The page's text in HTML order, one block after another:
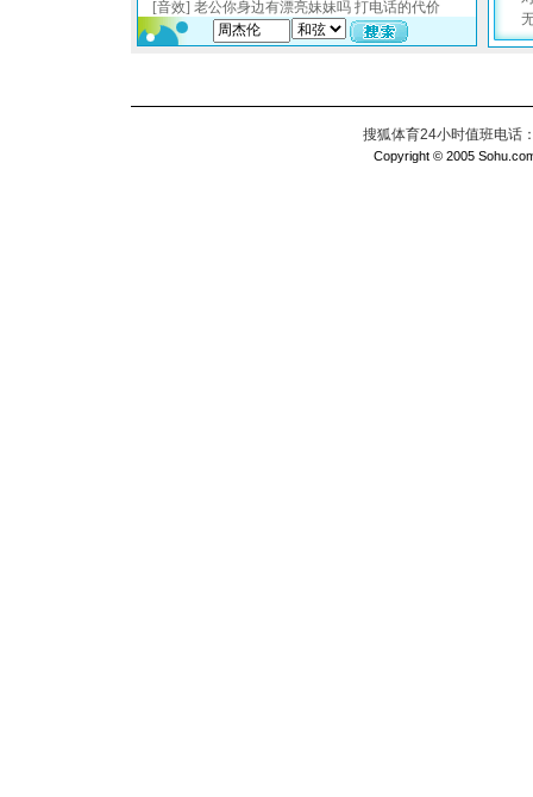
搜狐体育24小时值班电话
Copyright © 2005